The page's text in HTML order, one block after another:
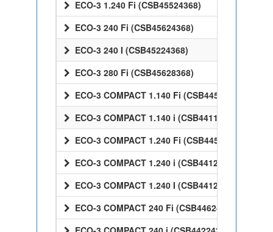
ECO-3 1.240 Fi (CSB45524368)
ECO-3 240 Fi (CSB45624368)
ECO-3 240 I (CSB45224368)
ECO-3 280 Fi (CSB45628368)
ECO-3 COMPACT 1.140 Fi (CSB44514368)
ECO-3 COMPACT 1.140 i (CSB44114368)
ECO-3 COMPACT 1.240 Fi (CSB44524368)
ECO-3 COMPACT 1.240 i (CSB44124368)
ECO-3 COMPACT 1.240 I (CSB44124368)
ECO-3 COMPACT 240 Fi (CSB44624368)